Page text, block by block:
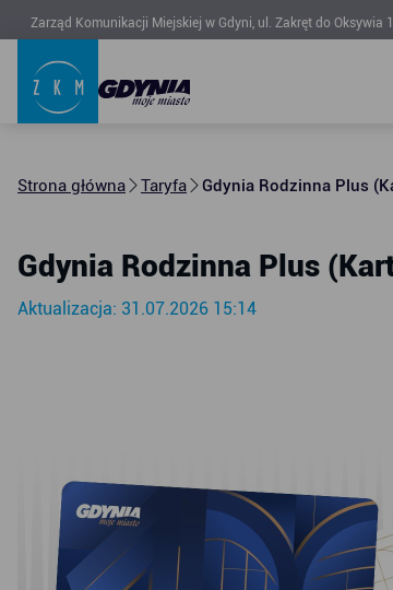
Zarząd Komunikacji Miejskiej w Gdyni, ul. Zakręt do Oksywia
Strona główna Taryfa Gdynia Rodzinna Plus
Gdynia Rodzinna Plus
Aktualizacja: 31.07.2026 15:14